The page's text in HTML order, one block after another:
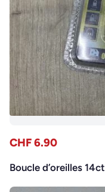
CHF 6.90
Boucle d’oreilles 14ct